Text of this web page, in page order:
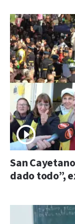
San
dado todo”,